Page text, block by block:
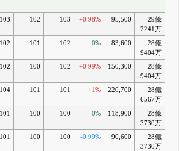
103 102 103 +0.98% 95,500
29億
2241万
102 101 102 0% 83,600
28億
9404万
102 100 102 +0.99% 150,300
28億
9404万
104 101 101 +1% 220,700
28億
6567万
101 100 100 0% 118,900
28億
3730万
101 100 100 -0.99% 90,600
28億
3730万